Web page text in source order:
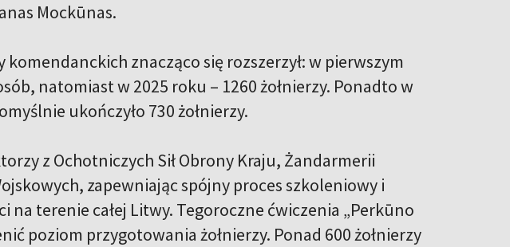
Mockūnas.
znacząco się rozszerzył: w pierwszym
natomiast w 2025 roku – 1260 żołnierzy. Ponadto w
ukończyło 730 żołnierzy.
z Ochotniczych Sił Obrony Kraju, Żandarmerii
zapewniając spójny proces szkoleniowy i
terenie całej Litwy. Tegoroczne ćwiczenia „Perkūno
poziom przygotowania żołnierzy. Ponad 600 żołnierzy